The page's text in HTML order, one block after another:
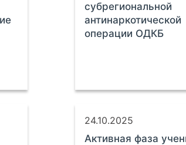
субрегиональной
антинаркотической
операции ОДКБ
24.10.2025
Активная фаза